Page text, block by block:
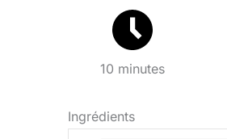
10 minutes
Ingrédients